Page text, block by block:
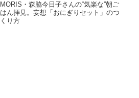
MORIS・森脇今日子さんの“気楽な”朝ご
はん拝見。妄想「おにぎりセット」のつ
くり方